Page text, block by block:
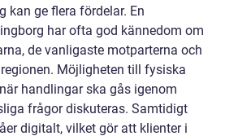
kan ge flera fördelar. En
har ofta god kännedom om
de vanligaste motparterna och
Möjligheten till fysiska
handlingar ska gås igenom
frågor diskuteras. Samtidigt
digitalt, vilket gör att klienter i